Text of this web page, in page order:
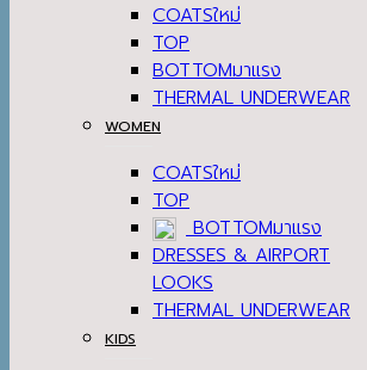
COATS
TOP
BOTTOM
THERMAL UNDERWEAR
WOMEN
COATS
TOP
BOTTOM
DRESSES & AIRPORT
LOOKS
THERMAL UNDERWEAR
KIDS